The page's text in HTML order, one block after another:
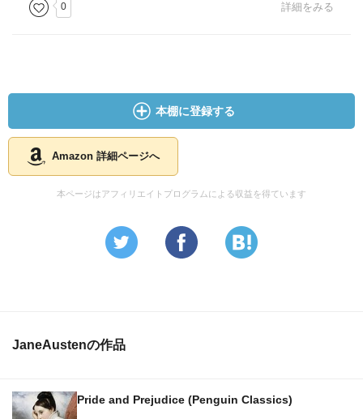
0 詳細をみる
本棚に登録する
Amazon 詳細ページへ
本ページはアフィリエイトプログラムによる収益を得ています
JaneAustenの作品
Pride and Prejudice (Penguin Classics)